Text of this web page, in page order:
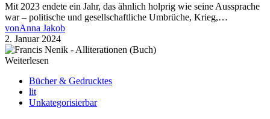
Mit 2023 endete ein Jahr, das ähnlich holprig wie seine Aussprache
war – politische und gesellschaftliche Umbrüche, Krieg,…
vonAnna Jakob
2. Januar 2024
Weiterlesen
Bücher & Gedrucktes
lit
Unkategorisierbar